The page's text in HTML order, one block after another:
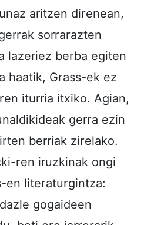
aritzen direnean,
sorrarazten
lazeriez berba egiten
haatik, Grass-ek ez
iturria itxiko. Agian,
gerra ezin
berriak zirelako.
ren iruzkinak ongi
en literaturgintza:
gogaideen